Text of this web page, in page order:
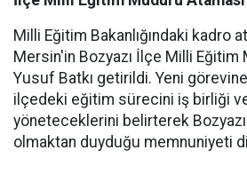
Milli Eğitim Bakanlığındaki kadro
Mersin'in Bozyazı İlçe Milli
Yusuf Batkı getirildi. Yeni
ilçedeki eğitim sürecini iş birliği
yöneteceklerini belirterek
olmaktan duyduğu memnuniyeti